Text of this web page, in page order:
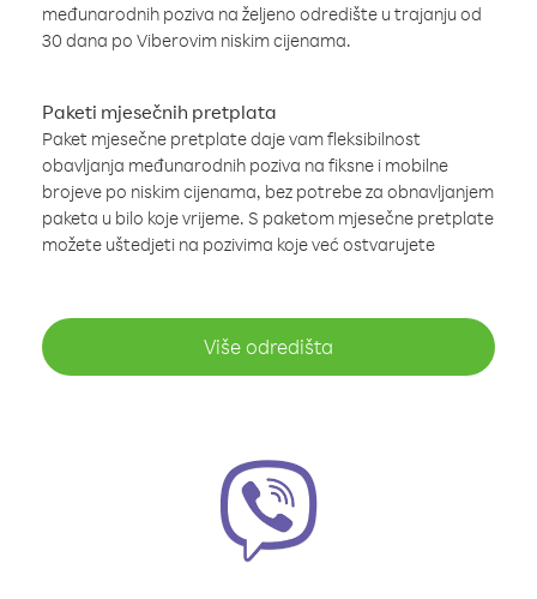
međunarodnih poziva na željeno odredište u trajanju od
30 dana po Viberovim niskim cijenama.
Paketi mjesečnih pretplata
Paket mjesečne pretplate daje vam fleksibilnost
obavljanja međunarodnih poziva na fiksne i mobilne
brojeve po niskim cijenama, bez potrebe za obnavljanjem
paketa u bilo koje vrijeme. S paketom mjesečne pretplate
možete uštedjeti na pozivima koje već ostvarujete
Više odredišta